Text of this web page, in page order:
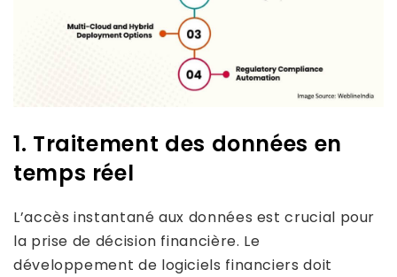
1. Traitement des données en
temps réel
L’accès instantané aux données est crucial pour
la prise de décision financière. Le
développement de logiciels financiers doit